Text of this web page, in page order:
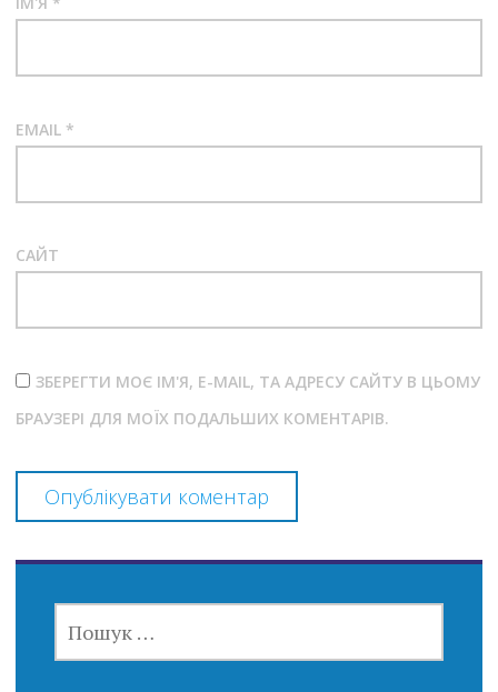
EMAIL *
САЙТ
ЗБЕРЕГТИ МОЄ ІМ'Я, E-MAIL, ТА АДРЕСУ САЙТУ В ЦЬОМУ
БРАУЗЕРІ ДЛЯ МОЇХ ПОДАЛЬШИХ КОМЕНТАРІВ.